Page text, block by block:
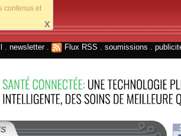
contenus et
X
newsletter. Flux RSS soumissions